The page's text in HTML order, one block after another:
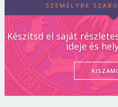
SZEMÉLYRE
Készítsd el saját
ideje és